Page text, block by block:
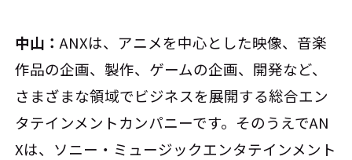
中山：ANXは、アニメを中心とした映像、音楽
作品の企画、製作、ゲームの企画、開発など、
さまざまな領域でビジネスを展開する総合エン
タテインメントカンパニーです。そのうえでAN
Xは、ソニー・ミュージックエンタテインメント